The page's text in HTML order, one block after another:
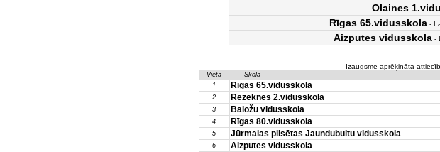
Olaines
Rīgas 65.vidusskola -
Aizputes vidusskola-
Izaugsme aprēķināta
Vieta Skola
1
Rīgas 65.vidusskola
2 Rēzeknes 2.vidusskola
3 Baložu vidusskola
4 Rīgas 80.vidusskola
5 Jūrmalas pilsētas Jaundubultu vidusskola
6 Aizputes vidusskola